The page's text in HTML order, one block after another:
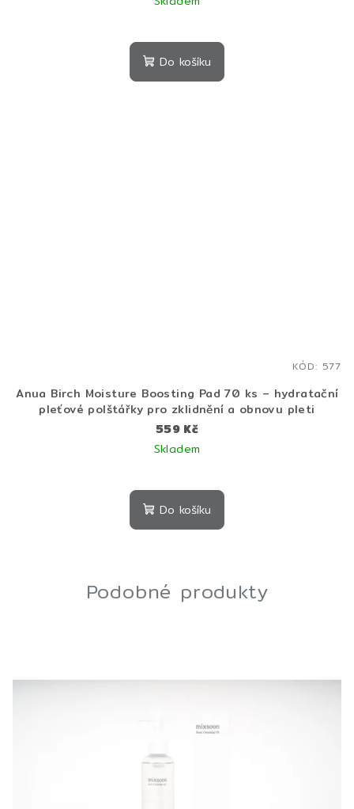
hodnocení
produktu
Do košíku
Anua Birch Moisture Boosting Pad 70 ks – hydratační
pleťové polštářky pro zklidnění a obnovu pleti
559 Kč
Skladem
Do košíku
KÓD: 577
Podobné produkty